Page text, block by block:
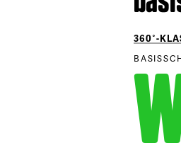
360°-